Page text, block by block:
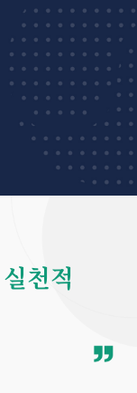
천적